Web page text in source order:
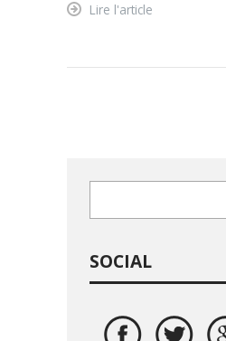
Lire l'article
SOCIAL